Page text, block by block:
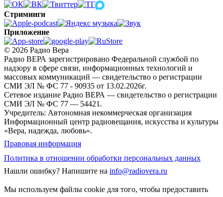
Стриминги
Приложение
© 2026 Радио Вера
Радио ВЕРА зарегистрировано Федеральной службой по
надзору в сфере связи, информационных технологий и
массовых коммуникаций — свидетельство о регистрации
СМИ ЭЛ № ФС 77 - 90935 от 13.02.2026г.
Сетевое издание Радио ВЕРА — свидетельство о регистрации
СМИ ЭЛ № ФС 77 — 54421.
Учредитель: Автономная некоммерческая организация
Информационный центр радиовещания, искусства и культуры
«Вера, надежда, любовь».
Правовая информация
Политика в отношении обработки персональных данных
Нашли ошибку? Напишите на info@radiovera.ru
Мы используем файлы cookie для того, чтобы предоставить